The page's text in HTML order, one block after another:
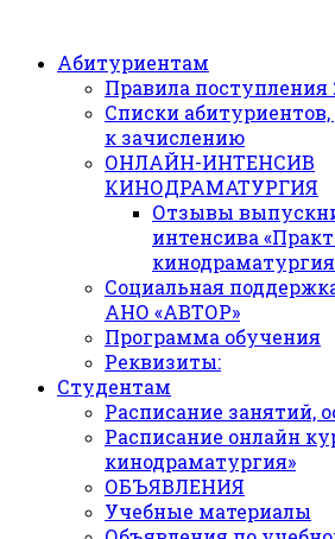
Абитуриентам
Правила поступления
Списки
к зачислению
ОНЛАЙН-ИНТЕНСИВ
КИНОДРАМАТУРГИЯ
Отзывы
интенсива
Социальная
АНО «АВТОР»
Программа обучения
Реквизиты:
Студентам
Расписание занятий,
Расписание онлайн
кинодраматургия»
ОБЪЯВЛЕНИЯ
Учебные материалы